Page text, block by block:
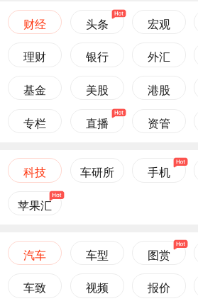
财经 头条 宏观
理财 银行 外汇
基金 美股 港股
专栏 直播 资管
科技 车研所 手机
苹果汇
汽车 车型 图赏
车致 视频 报价